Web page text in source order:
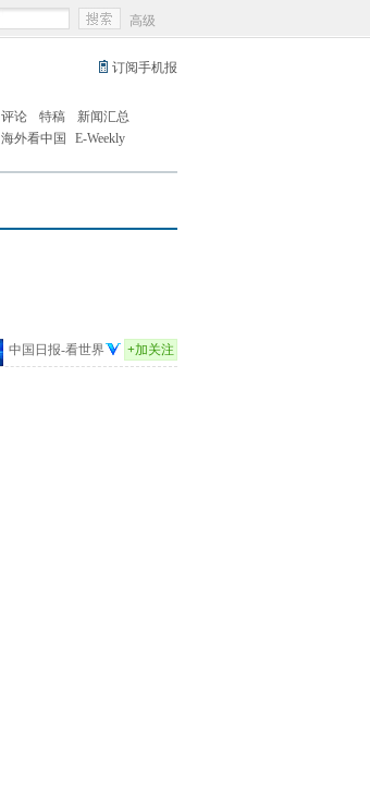
高级
订阅手机报
评论 特稿
新闻汇总
海外看中国
E-Weekly
中国日报-看世界
+加关注